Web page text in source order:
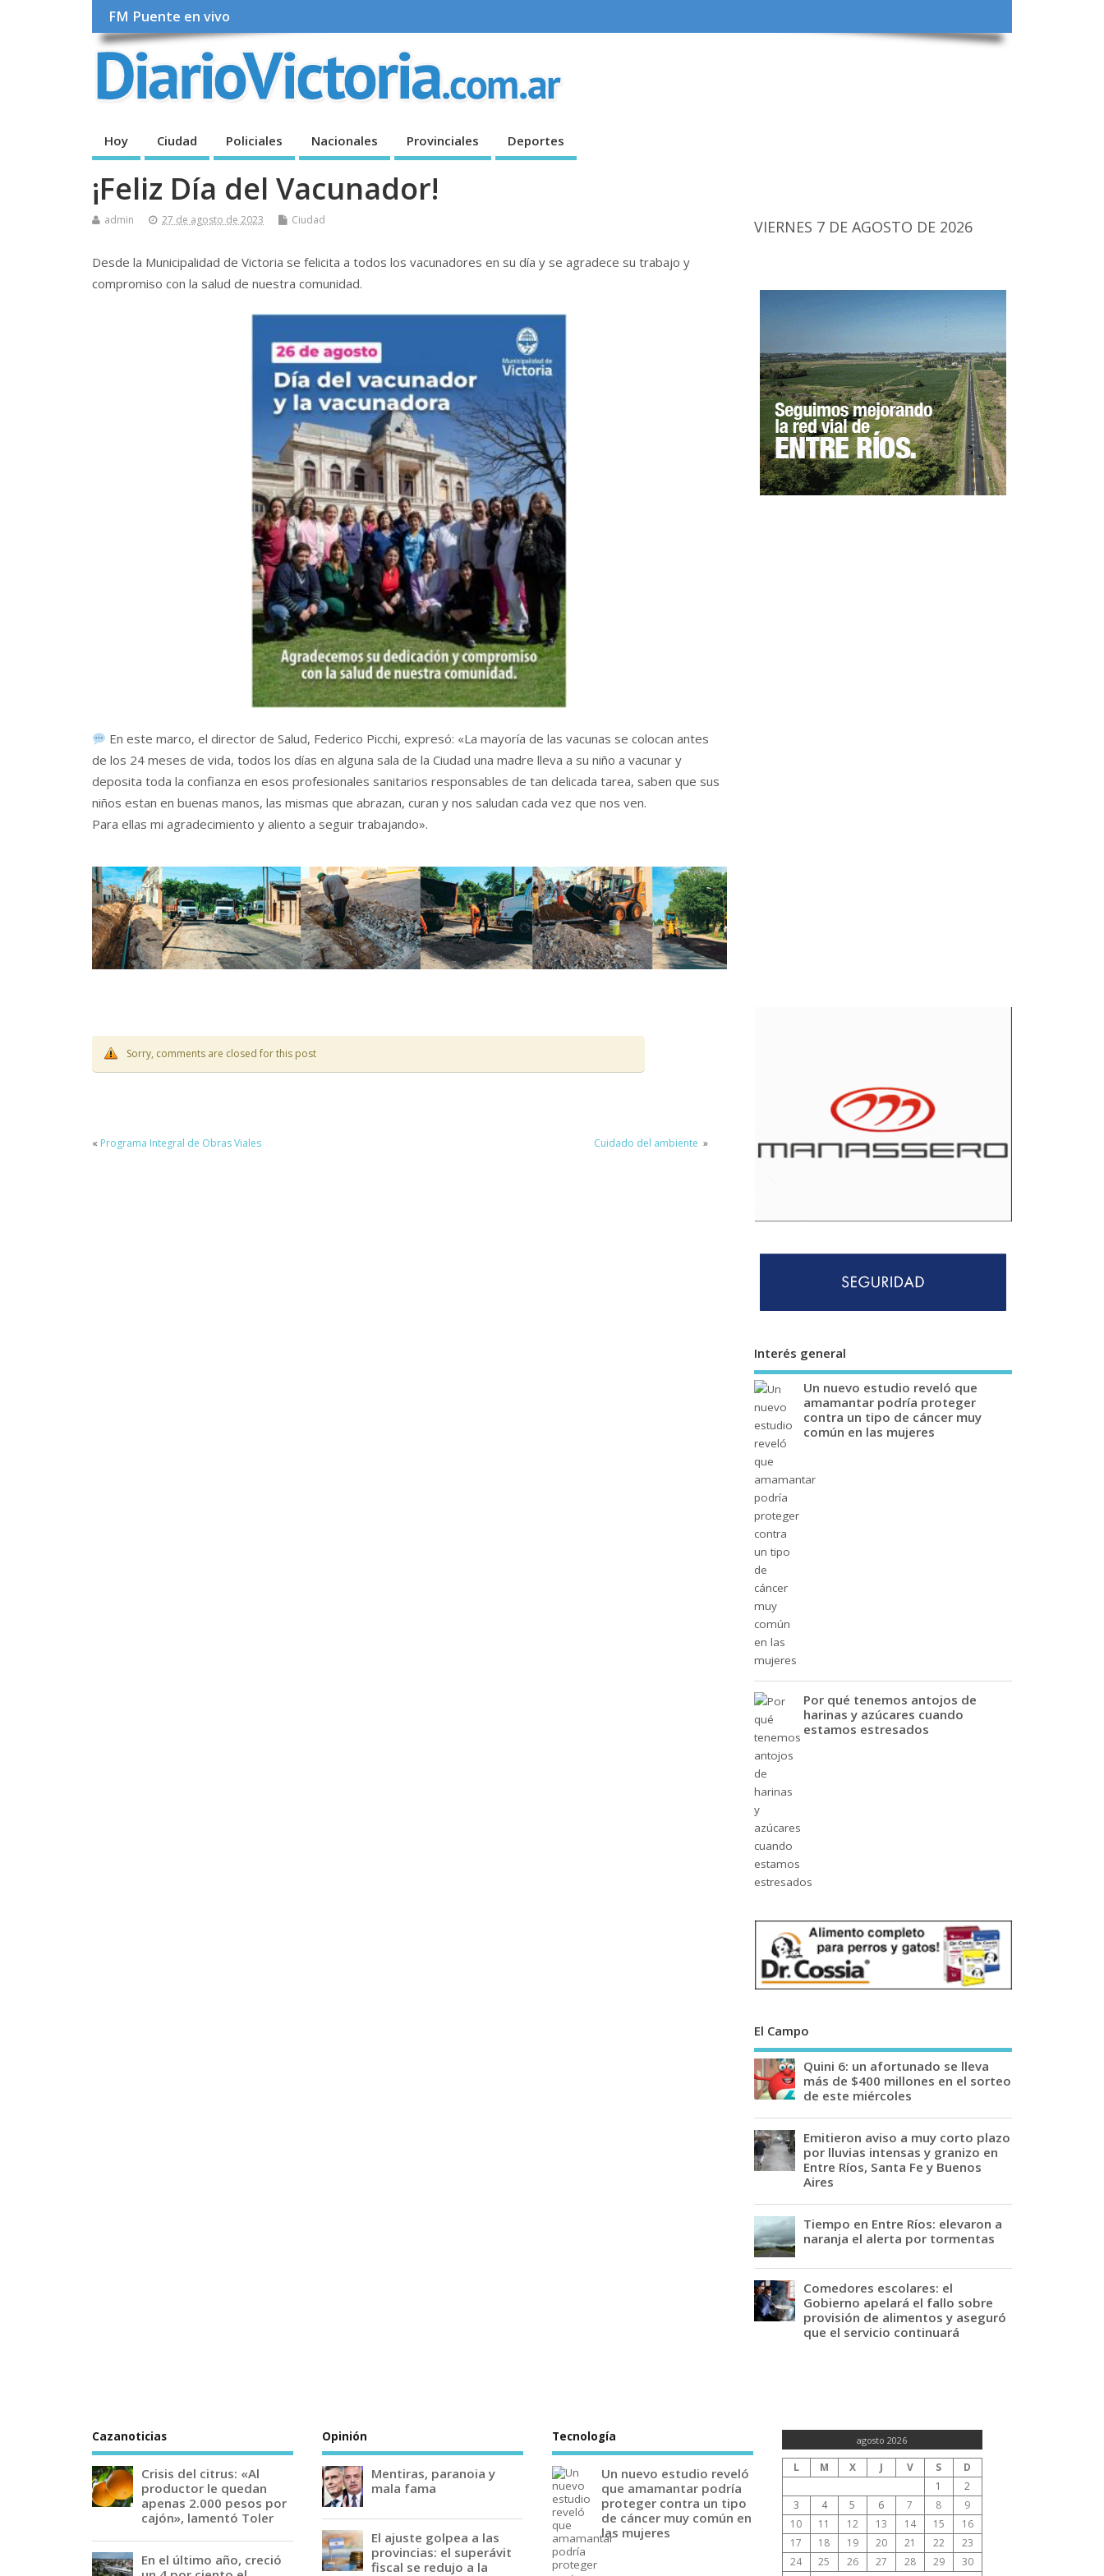
FM Puente en vivo
Hoy Ciudad Policiales Nacionales Provinciales Deportes
¡Feliz Día del Vacunador!
admin 27 de agosto de 2023 Ciudad
Desde la Municipalidad de Victoria se felicita a todos los vacunadores en su día y se agradece su trabajo y
compromiso con la salud de nuestra comunidad.
En este marco, el director de Salud, Federico Picchi, expresó: «La mayoría de las vacunas se colocan antes
de los 24 meses de vida, todos los días en alguna sala de la Ciudad una madre lleva a su niño a vacunar y
deposita toda la confianza en esos profesionales sanitarios responsables de tan delicada tarea, saben que sus
niños estan en buenas manos, las mismas que abrazan, curan y nos saludan cada vez que nos ven.
Para ellas mi agradecimiento y aliento a seguir trabajando».
Sorry, comments are closed for this post
« Programa Integral de Obras Viales Cuidado del ambiente »
VIERNES 7 DE AGOSTO DE 2026
Interés general
Un nuevo estudio reveló que
amamantar podría proteger
contra un tipo de cáncer muy
común en las mujeres
Por qué tenemos antojos de
harinas y azúcares cuando
estamos estresados
El Campo
Quini 6: un afortunado se lleva
más de $400 millones en el sorteo
de este miércoles
Emitieron aviso a muy corto plazo
por lluvias intensas y granizo en
Entre Ríos, Santa Fe y Buenos
Aires
Tiempo en Entre Ríos: elevaron a
naranja el alerta por tormentas
Comedores escolares: el
Gobierno apelará el fallo sobre
provisión de alimentos y aseguró
que el servicio continuará
Cazanoticias
Crisis del citrus: «Al
productor le quedan
apenas 2.000 pesos por
cajón», lamentó Toler
En el último año, creció
Opinión
Mentiras, paranoia y
mala fama
El ajuste golpea a las
provincias: el superávit
fiscal se redujo a la
Tecnología
Un nuevo estudio reveló
que amamantar podría
proteger contra un tipo
de cáncer muy común en
las mujeres
agosto 2026
L M X J V S
D
1
2
3
4 5 6 7 8
9
10
11 12 13 14 15
16
17
18 19 20 21 22
23
24
25 26 27 28 29
30